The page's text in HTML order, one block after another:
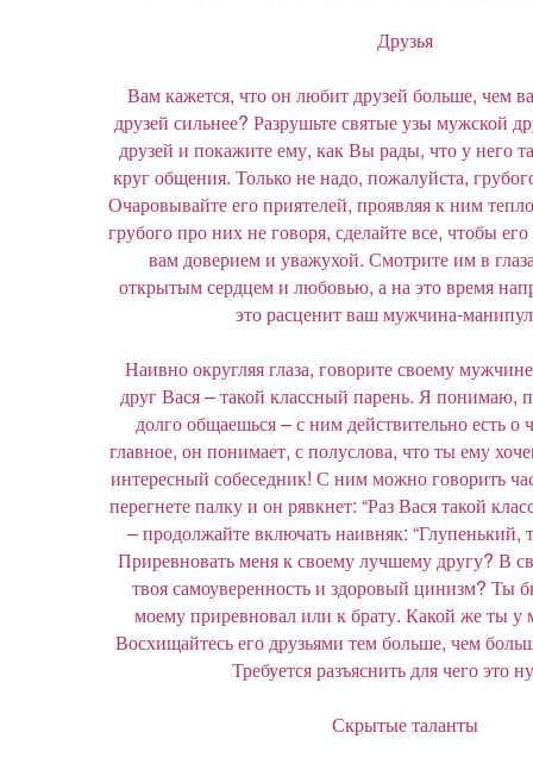
Друзья
Вам кажется, что он любит друзей больше, чем
друзей сильнее? Разрушьте святые узы мужской
друзей и покажите ему, как Вы рады, что у него
круг общения. Только не надо, пожалуйста,
Очаровывайте его приятелей, проявляя к ним
грубого про них не говоря, сделайте все, чтобы
вам доверием и уважухой. Смотрите им в
открытым сердцем и любовью, а на это время
это расценит ваш мужчина-
Наивно округляя глаза, говорите своему
друг Вася – такой классный парень. Я понимаю,
долго общаешься – с ним действительно есть о
главное, он понимает, с полуслова, что ты ему
интересный собеседник! С ним можно говорить
перегнете палку и он рявкнет: “Раз Вася такой
– продолжайте включать наивняк: “Глупенький,
Приревновать меня к своему лучшему другу? В
твоя самоуверенность и здоровый цинизм? Ты
моему приревновал или к брату. Какой же ты у
Восхищайтесь его друзьями тем больше, чем
Требуется разъяснить для чего это
Скрытые таланты